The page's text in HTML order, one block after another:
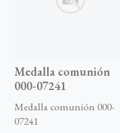
Medalla comunión
000-07241
Medalla comunión 000-
07241